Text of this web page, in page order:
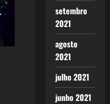
setembro
2021
agosto
2021
julho 2021
junho 2021